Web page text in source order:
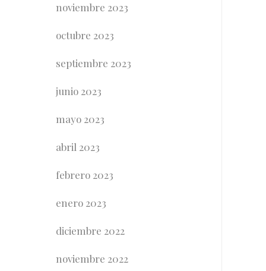
noviembre 2023
octubre 2023
septiembre 2023
junio 2023
mayo 2023
abril 2023
febrero 2023
enero 2023
diciembre 2022
noviembre 2022